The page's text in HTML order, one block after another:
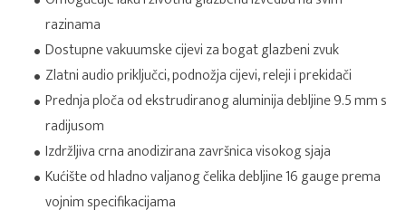
razinama
Dostupne vakuumske cijevi za bogat glazbeni zvuk
Zlatni audio priključci, podnožja cijevi, releji i prekidači
Prednja ploča od ekstrudiranog aluminija debljine 9.5 mm s
radijusom
Izdržljiva crna anodizirana završnica visokog sjaja
Kućište od hladno valjanog čelika debljine 16 gauge prema
vojnim specifikacijama